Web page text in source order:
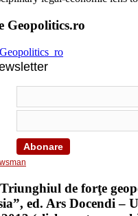
Geopolitics.ro
de forţe
ed. Ars Docendi –